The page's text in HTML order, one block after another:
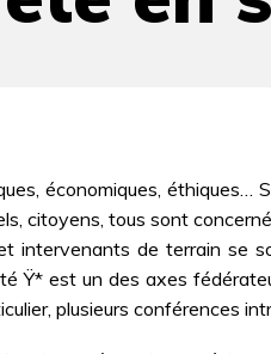
économiques,
citoyens, tous sont
intervenants de terrain se
Ÿ* est un des axes
plusieurs conférences